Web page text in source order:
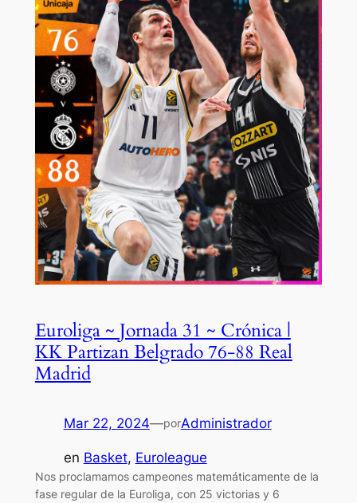
Euroliga ~ Jornada 31 ~ Crónica |
KK Partizan Belgrado 76-88 Real
Madrid
Mar 22, 2024—porAdministrador
en Basket, Euroleague
Nos proclamamos campeones matemáticamente de la
fase regular de la Euroliga, con 25 victorias y 6